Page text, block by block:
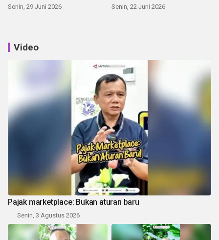
Senin, 29 Juni 2026 Senin, 22 Juni 2026
Video
Pajak marketplace: Bukan aturan baru
Senin, 3 Agustus 2026